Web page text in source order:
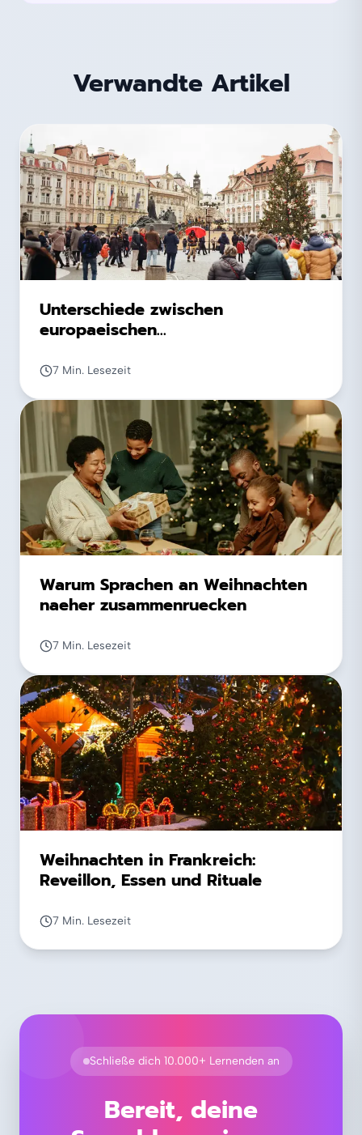
Verwandte Artikel
Unterschiede zwischen
europaeischen
7 Min. Lesezeit
Warum Sprachen an Weihnachten
naeher zusammenruecken
7 Min. Lesezeit
Weihnachten in Frankreich:
Reveillon, Essen und Rituale
7 Min. Lesezeit
Schließe dich 10.000+ Lernenden an
Bereit, deine